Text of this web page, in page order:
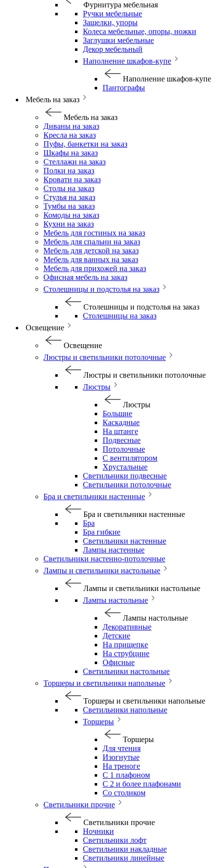
Фурнитура мебельная
Ручки мебельные
Защелки, упоры
Колеса мебельные, опоры, ножки
Заглушки мебельные
Декор мебельный
Наполнение шкафов-купе
Наполнение шкафов-купе
Пантографы
Мебель на заказ
Мебель на заказ
Диваны на заказ
Кресла на заказ
Пуфы, банкетки на заказ
Шкафы на заказ
Стеллажи на заказ
Полки на заказ
Кровати на заказ
Столы на заказ
Стулья на заказ
Тумбы на заказ
Комоды на заказ
Кухни на заказ
Мебель для гостиных на заказ
Мебель для спальни на заказ
Мебель для детской на заказ
Мебель для ванных на заказ
Мебель для прихожей на заказ
Офисная мебель на заказ
Столешницы и подстолья на заказ
Столешницы и подстолья на заказ
Столешницы на заказ
Освещение
Освещение
Люстры и светильники потолочные
Люстры и светильники потолочные
Люстры
Люстры
Большие
Каскадные
На штанге
Подвесные
Потолочные
С вентилятором
Хрустальные
Светильники подвесные
Светильники потолочные
Бра и светильники настенные
Бра и светильники настенные
Бра
Бра гибкие
Светильники настенные
Лампы настенные
Светильники настенно-потолочные
Лампы и светильники настольные
Лампы и светильники настольные
Лампы настольные
Лампы настольные
Декоративные
Детские
На прищепке
На струбцине
Офисные
Светильники настольные
Торшеры и светильники напольные
Торшеры и светильники напольные
Светильники напольные
Торшеры
Торшеры
Для чтения
Изогнутые
На треноге
С 1 плафоном
С 2 и более плафонами
Со столиком
Светильники прочие
Светильники прочие
Ночники
Светильники лофт
Светильники накладные
Светильники линейные